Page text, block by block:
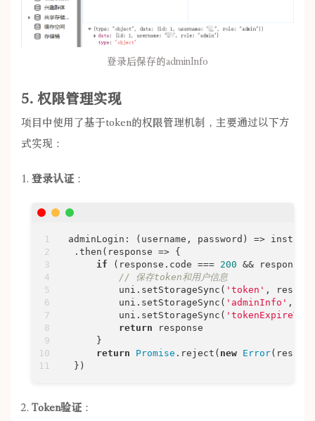
登录后保存的adminInfo
5. 权限管理实现
项目中使用了基于token的权限管理机制，主要通过以下方
式实现：
登录认证 ：
adminLogin: ( username, password ) =>
.then( response => {
if (response.code === 200 &&
// 保存token和用户信息
         uni.setStorageSync(
'token' ,
         uni.setStorageSync(
'adminInfo' ,
         uni.setStorageSync(
return response
     }
return
Promise .reject( new Error
})
Token验证 ：